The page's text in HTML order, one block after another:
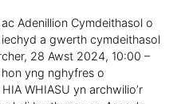
Adenillion Cymdeithasol o
a gwerth cymdeithasol
28 Awst 2024, 10:00 –
yng nghyfres o
WHIASU yn archwilio’r